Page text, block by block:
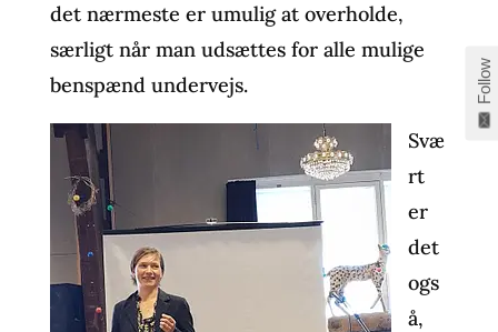
det nærmeste er umulig at overholde,
særligt når man udsættes for alle mulige
benspænd undervejs.
Svæ
rt
er
det
ogs
å,
Follow